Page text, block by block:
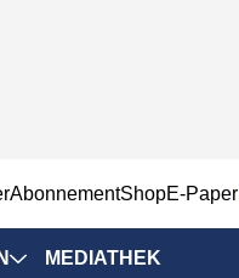
AbonnementShopE-Paper
MEDIATHEK